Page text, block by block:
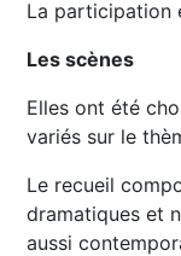
La participation
Les scènes
Elles ont été
variés sur le
Le recueil
dramatiques et
aussi